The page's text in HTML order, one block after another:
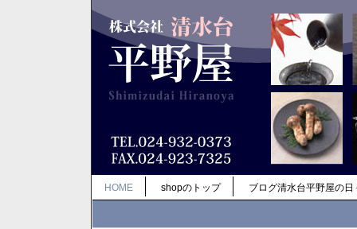
HOME shopのトップ ブログ清水台平野屋の日